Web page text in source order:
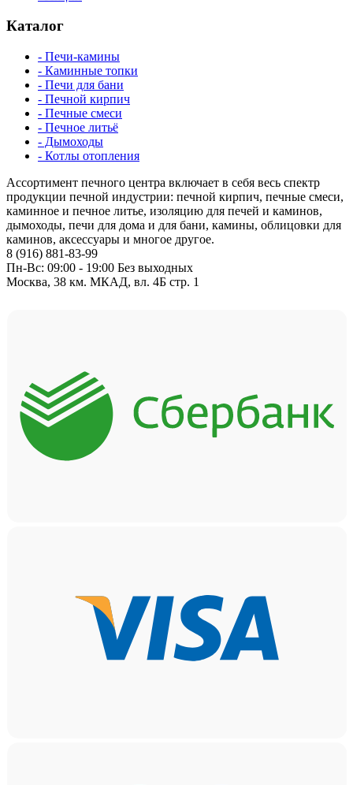
Каталог
- Печи-камины
- Каминные топки
- Печи для бани
- Печной кирпич
- Печные смеси
- Печное литьё
- Дымоходы
- Котлы отопления
Ассортимент печного центра включает в себя весь спектр
продукции печной индустрии: печной кирпич, печные смеси,
каминное и печное литье, изоляцию для печей и каминов,
дымоходы, печи для дома и для бани, камины, облицовки для
каминов, аксессуары и многое другое.
8 (916) 881-83-99
Пн-Вс: 09:00 - 19:00 Без выходных
Москва, 38 км. МКАД, вл. 4Б стр. 1